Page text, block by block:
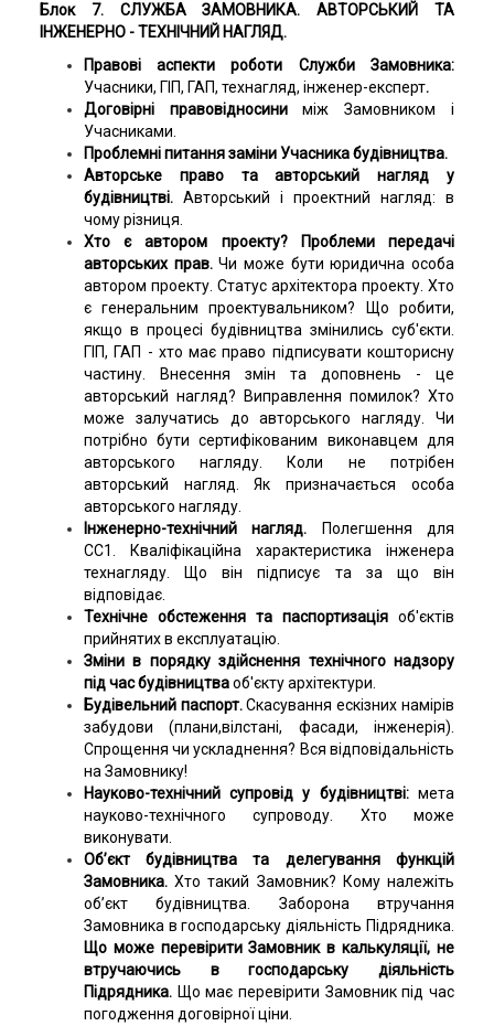
Блок 7. СЛУЖБА ЗАМОВНИКА. АВТОРСЬКИЙ ТА
ІНЖЕНЕРНО - ТЕХНІЧНИЙ НАГЛЯД.
Правові аспекти роботи Служби Замовника:
Учасники, ГІП, ГАП, технагляд, інженер-експерт.
Договірні правовідносиниміж Замовником і
Учасниками.
Проблемні питання заміни Учасника будівництва.
Авторське право та авторський нагляд у
будівництві. Авторський і проектний нагляд:
в
чому різниця.
Хто є автором проекту? Проблеми передачі
авторських прав.Чи може бути юридична особа
автором проекту. Статус архітектора проекту. Хто
є генеральним проектувальником? Що робити,
якщо в процесі будівництва змінились суб'єкти.
ГІП, ГАП - хто має право підписувати кошторисну
частину. Внесення змін та доповнень - це
авторський нагляд? Виправлення помилок? Хто
може залучатись до авторського нагляду. Чи
потрібно бути сертифікованим виконавцем для
авторського нагляду. Коли не потрібен
авторський нагляд. Як призначається особа
авторського нагляду.
Інженерно-технічний нагляд. Полегшення для
СС1. Кваліфікаційна характеристика інженера
технагляду. Що він підписує та за що він
відповідає.
Технічне обстеження та паспортизаціяоб'єктів
прийнятих в експлуатацію.
Зміни в порядку здійснення технічного надзору
під час будівництваоб'єкту архітектури.
Будівельний паспорт.Скасування ескізних намірів
забудови (плани,вілстані, фасади, інженерія).
Спрощення чи ускладнення? Вся відповідальність
на Замовнику!
Науково-технічний супровід у будівництві:мета
науково-технічного супроводу. Хто може
виконувати.
Об’єкт будівництва та делегування функцій
Замовника.Хто такий Замовник? Кому належіть
об’єкт будівництва. Заборона втручання
Замовника в господарську діяльність Підрядника.
Що може перевірити Замовник в калькуляції, не
втручаючись в господарську діяльність
Підрядника.Що має перевірити Замовник під час
погодження договірної ціни.